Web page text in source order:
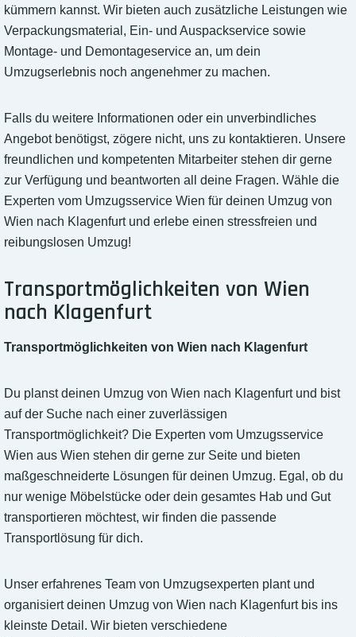
kümmern kannst. Wir bieten auch zusätzliche Leistungen wie
Verpackungsmaterial, Ein- und Auspackservice sowie
Montage- und Demontageservice an, um dein
Umzugserlebnis noch angenehmer zu machen.
Falls du weitere Informationen oder ein unverbindliches
Angebot benötigst, zögere nicht, uns zu kontaktieren. Unsere
freundlichen und kompetenten Mitarbeiter stehen dir gerne
zur Verfügung und beantworten all deine Fragen. Wähle die
Experten vom Umzugsservice Wien für deinen Umzug von
Wien nach Klagenfurt und erlebe einen stressfreien und
reibungslosen Umzug!
Transportmöglichkeiten von Wien
nach Klagenfurt
Transportmöglichkeiten von Wien nach Klagenfurt
Du planst deinen Umzug von Wien nach Klagenfurt und bist
auf der Suche nach einer zuverlässigen
Transportmöglichkeit? Die Experten vom Umzugsservice
Wien aus Wien stehen dir gerne zur Seite und bieten
maßgeschneiderte Lösungen für deinen Umzug. Egal, ob du
nur wenige Möbelstücke oder dein gesamtes Hab und Gut
transportieren möchtest, wir finden die passende
Transportlösung für dich.
Unser erfahrenes Team von Umzugsexperten plant und
organisiert deinen Umzug von Wien nach Klagenfurt bis ins
kleinste Detail. Wir bieten verschiedene